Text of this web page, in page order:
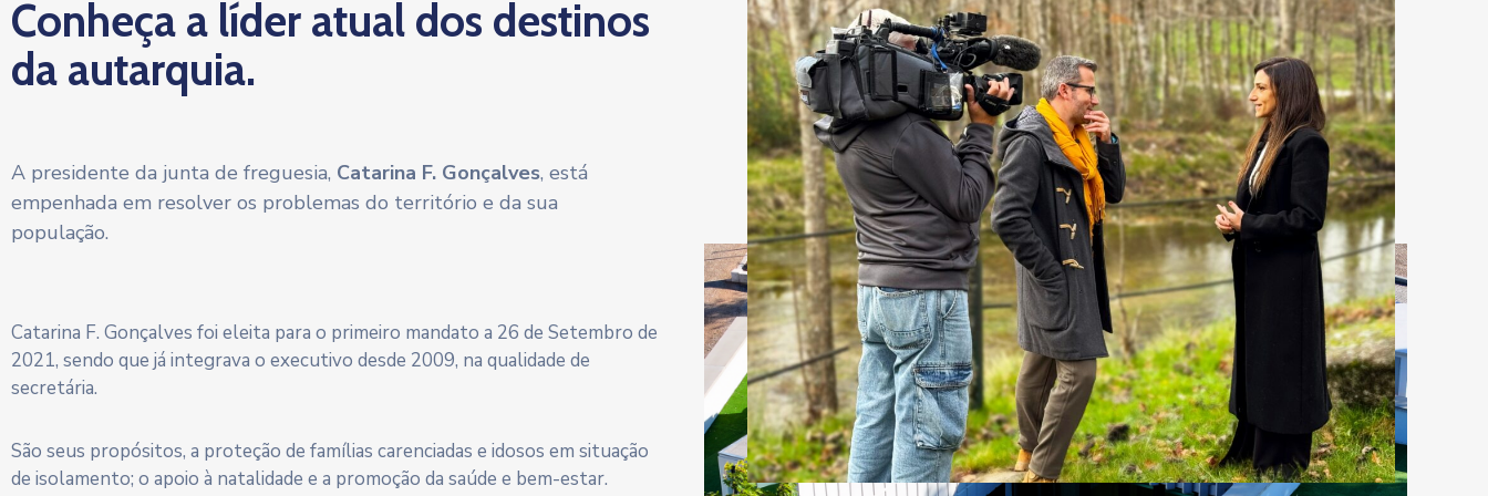
Conheça a líder atual dos destinos
da autarquia.
A presidente da junta de freguesia, Catarina F. Gonçalves, está
empenhada em resolver os problemas do território e da sua
população.
Catarina F. Gonçalves foi eleita para o primeiro mandato a 26 de Setembro de
2021, sendo que já integrava o executivo desde 2009, na qualidade de
secretária.
São seus propósitos, a proteção de famílias carenciadas e idosos em situação
de isolamento; o apoio à natalidade e a promoção da saúde e bem-estar.